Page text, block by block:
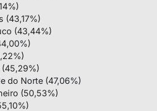
(43,17%)
(43,44%)
do Norte (47,06%)
(50,53%)